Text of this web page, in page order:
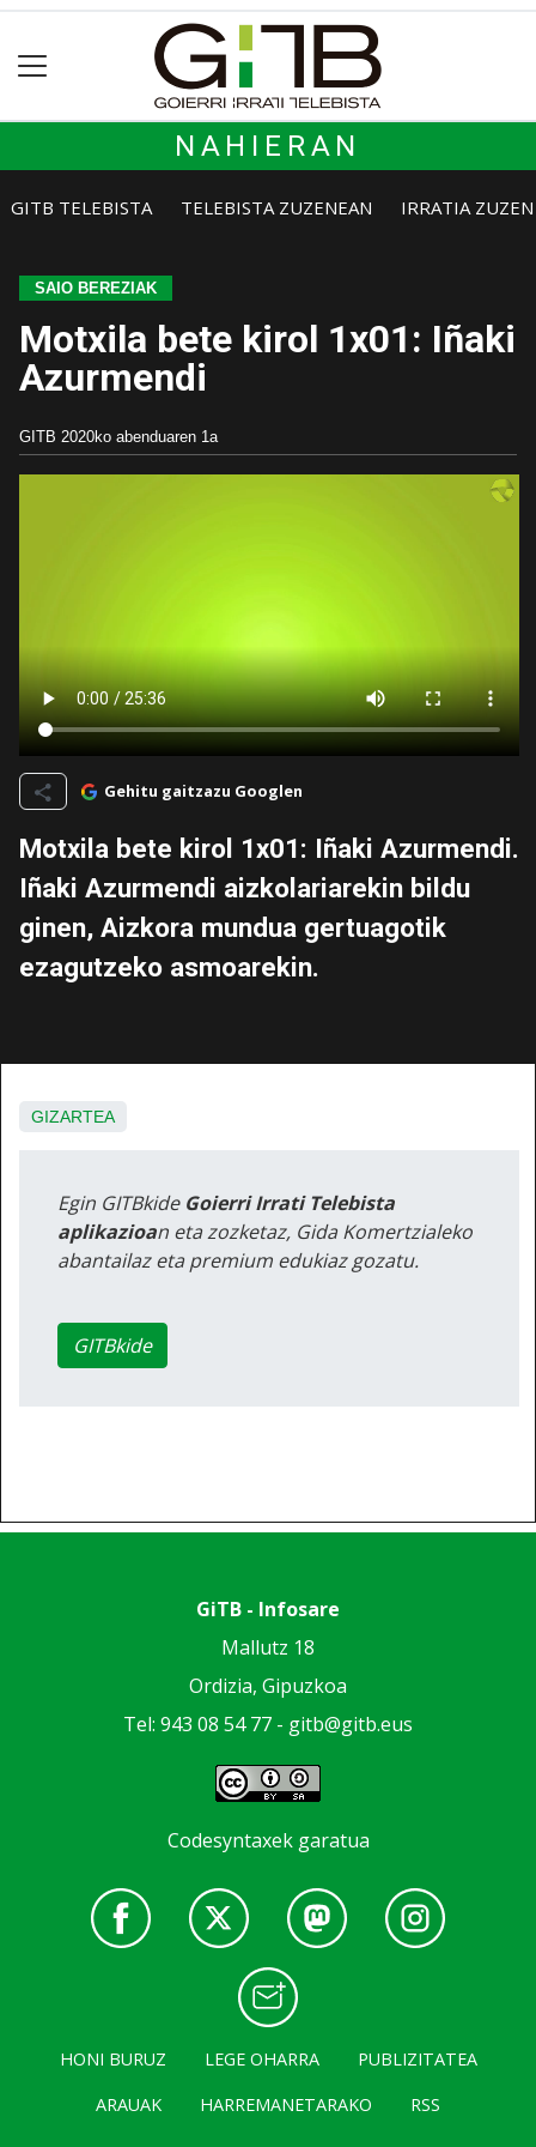
NAHIERAN
GITB TELEBISTA TELEBISTA ZUZENEAN IRRATIA
SAIO BEREZIAK
Motxila bete kirol 1x01: Iñaki
Azurmendi
GITB 2020ko abenduaren 1a
Gehitu gaitzazu Googlen
Motxila bete kirol 1x01: Iñaki Azurmendi.
Iñaki Azurmendi aizkolariarekin bildu
ginen, Aizkora mundua gertuagotik
ezagutzeko asmoarekin.
GIZARTEA
Egin GITBkide Goierri Irrati Telebista
aplikazioan eta zozketaz, Gida Komertzialeko
abantailaz eta premium edukiaz gozatu.
GITBkide
GiTB - Infosare
Mallutz 18
Ordizia, Gipuzkoa
Tel: 943 08 54 77 - gitb@gitb.eus
Codesyntaxek garatua
HONI BURUZ LEGE OHARRA
PUBLIZITATEA
ARAUAK
HARREMANETARAKO RSS